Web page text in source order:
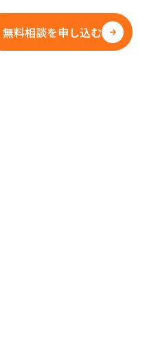
無料相談を申し込む